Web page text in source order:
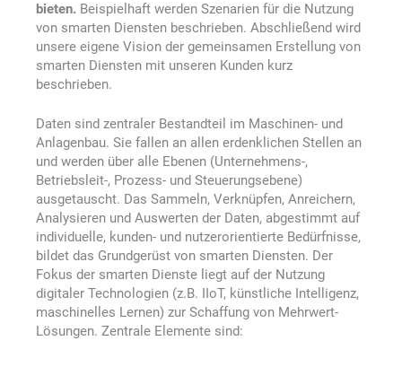
bieten. Beispielhaft werden Szenarien für die Nutzung
von smarten Diensten beschrieben. Abschließend wird
unsere eigene Vision der gemeinsamen Erstellung von
smarten Diensten mit unseren Kunden kurz
beschrieben.
Daten sind zentraler Bestandteil im Maschinen- und
Anlagenbau. Sie fallen an allen erdenklichen Stellen an
und werden über alle Ebenen (Unternehmens-,
Betriebsleit-, Prozess- und Steuerungsebene)
ausgetauscht. Das Sammeln, Verknüpfen, Anreichern,
Analysieren und Auswerten der Daten, abgestimmt auf
individuelle, kunden- und nutzerorientierte Bedürfnisse,
bildet das Grundgerüst von smarten Diensten. Der
Fokus der smarten Dienste liegt auf der Nutzung
digitaler Technologien (z.B. IIoT, künstliche Intelligenz,
maschinelles Lernen) zur Schaffung von Mehrwert-
Lösungen. Zentrale Elemente sind: